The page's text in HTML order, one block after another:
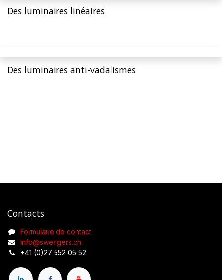
Des luminaires linéaires
Des luminaires anti-vadalismes
Contacts
Formulaire de contact
info@swengers.ch
+41 (0)27 552 05 52